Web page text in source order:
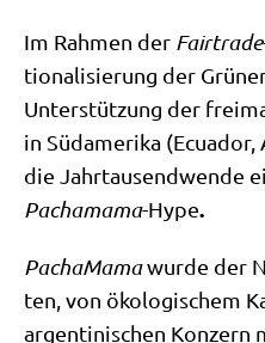
Im Rah­men der Fair­trade
tio­na­li­sie­rung der
Unter­stüt­zung der
in Süd­ame­ri­ka
die Jahr­tau­send­wen­de
Pacha­ma­ma-Hype.
Pacha­Ma­mawur­de der
ten, von öko­lo­gi­schem
argen­ti­ni­schen